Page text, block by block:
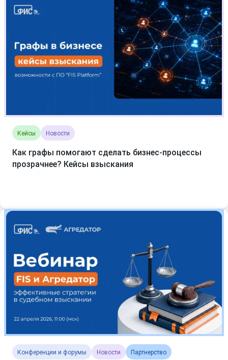
Кейсы Новости
Как графы помогают сделать бизнес-процессы
прозрачнее? Кейсы взыскания
Конференции и форумы Новости Партнерство